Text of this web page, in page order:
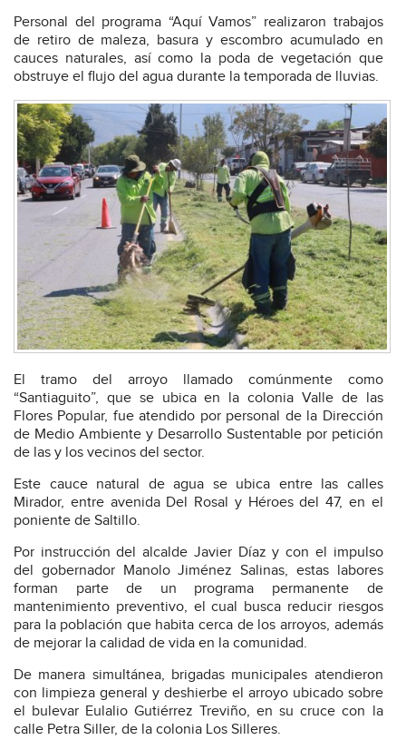
Personal del programa “Aquí Vamos” realizaron trabajos
de retiro de maleza, basura y escombro acumulado en
cauces naturales, así como la poda de vegetación que
obstruye el flujo del agua durante la temporada de lluvias.
El tramo del arroyo llamado comúnmente como
“Santiaguito”, que se ubica en la colonia Valle de las
Flores Popular, fue atendido por personal de la Dirección
de Medio Ambiente y Desarrollo Sustentable por petición
de las y los vecinos del sector.
Este cauce natural de agua se ubica entre las calles
Mirador, entre avenida Del Rosal y Héroes del 47, en el
poniente de Saltillo.
Por instrucción del alcalde Javier Díaz y con el impulso
del gobernador Manolo Jiménez Salinas, estas labores
forman parte de un programa permanente de
mantenimiento preventivo, el cual busca reducir riesgos
para la población que habita cerca de los arroyos, además
de mejorar la calidad de vida en la comunidad.
De manera simultánea, brigadas municipales atendieron
con limpieza general y deshierbe el arroyo ubicado sobre
el bulevar Eulalio Gutiérrez Treviño, en su cruce con la
calle Petra Siller, de la colonia Los Silleres.